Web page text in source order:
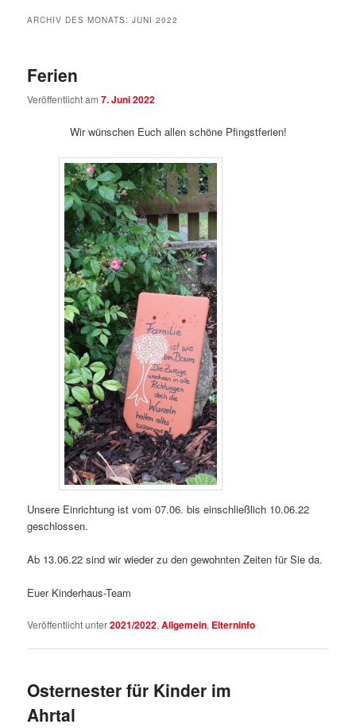
ARCHIV DES MONATS:JUNI 2022
Ferien
Veröffentlicht am7. Juni 2022
Wir wünschen Euch allen schöne Pfingstferien!
Unsere Einrichtung ist vom 07.06. bis einschließlich 10.06.22
geschlossen.
Ab 13.06.22 sind wir wieder zu den gewohnten Zeiten für Sie da.
Euer Kinderhaus-Team
Veröffentlicht unter2021/2022,Allgemein, Elterninfo
Osternester für Kinder im
Ahrtal